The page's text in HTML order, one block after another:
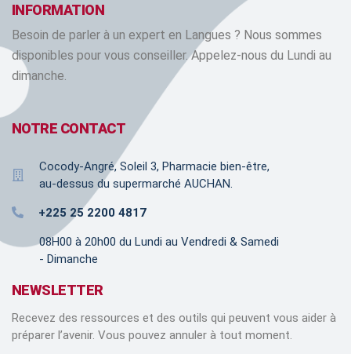
INFORMATION
Besoin de parler à un expert en Langues ? Nous sommes
disponibles pour vous conseiller. Appelez-nous du Lundi au
dimanche.
NOTRE CONTACT
Cocody-Angré, Soleil 3, Pharmacie bien-être,
au-dessus du supermarché AUCHAN.
+225 25 2200 4817
08H00 à 20h00 du Lundi au Vendredi & Samedi
- Dimanche
NEWSLETTER
Recevez des ressources et des outils qui peuvent vous aider à
préparer l’avenir. Vous pouvez annuler à tout moment.